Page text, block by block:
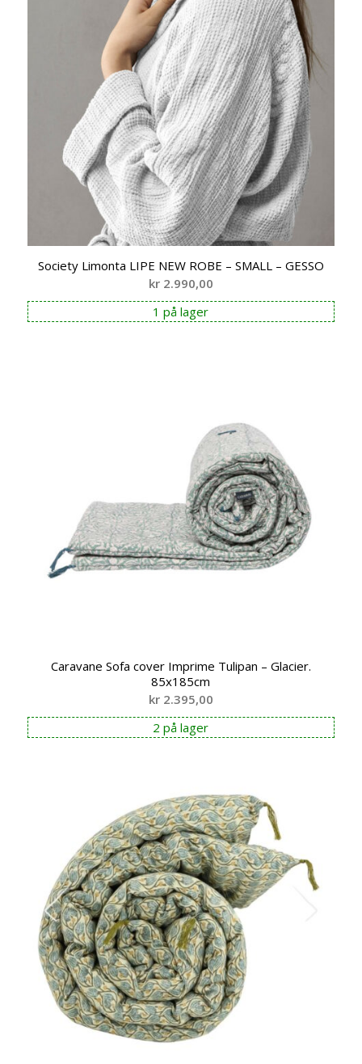
Society Limonta LIPE NEW ROBE – SMALL – GESSO
kr2.990,00
1 på lager
Caravane Sofa cover Imprime Tulipan – Glacier.
85x185cm
kr2.395,00
2 på lager